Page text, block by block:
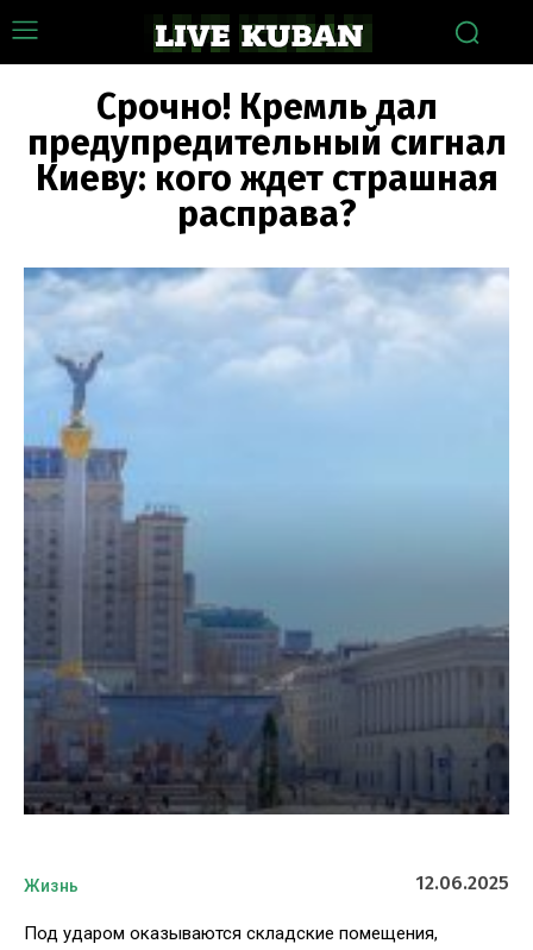
Срочно! Кремль дал
предупредительный сигнал
Киеву: кого ждет страшная
расправа?
Жизнь 12.06.2025
Под ударом оказываются складские помещения,